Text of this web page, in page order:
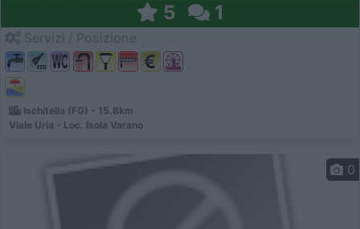
5 1
Ischitella (FG) - 15.8km
Viale Uria - Loc. Isola Varano
0